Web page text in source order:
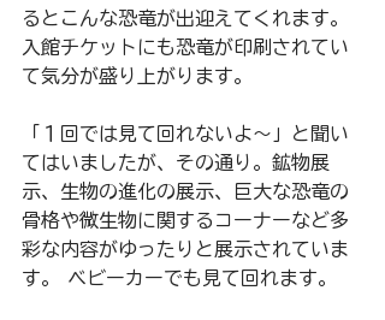
るとこんな恐竜が出迎えてくれます。
入館チケットにも恐竜が印刷されてい
て気分が盛り上がります。
「１回では見て回れないよ～」と聞い
てはいましたが、その通り。鉱物展
示、生物の進化の展示、巨大な恐竜の
骨格や微生物に関するコーナーなど多
彩な内容がゆったりと展示されていま
す。 ベビーカーでも見て回れます。